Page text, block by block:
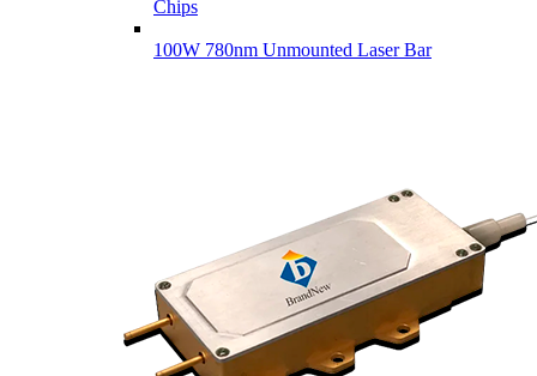
Chips
100W 780nm Unmounted Laser Bar